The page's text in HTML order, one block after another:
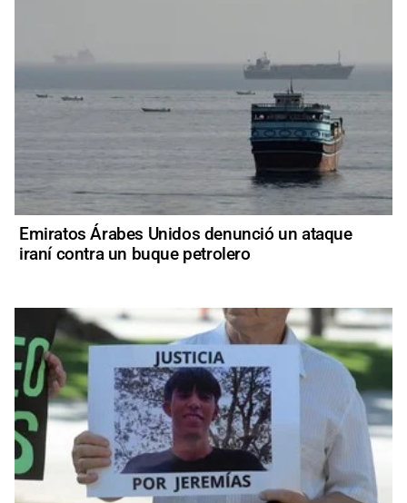
Emiratos Árabes Unidos denunció un ataque
iraní contra un buque petrolero